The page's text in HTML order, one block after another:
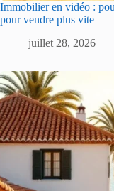
Immobilier en vidéo :
pour vendre plus vite
juillet 28, 2026